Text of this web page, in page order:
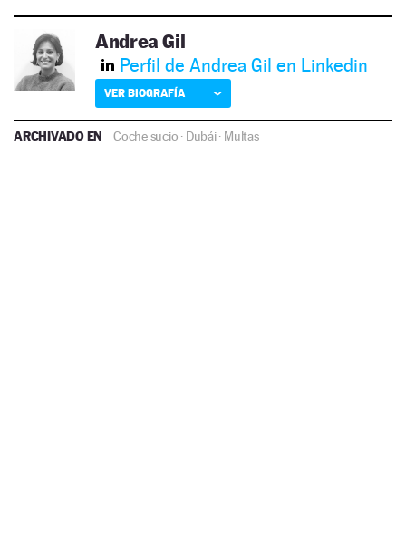
Andrea Gil
Perfil de Andrea Gil en Linkedin
VER BIOGRAFÍA
ARCHIVADO EN Coche sucio · Dubái· Multas